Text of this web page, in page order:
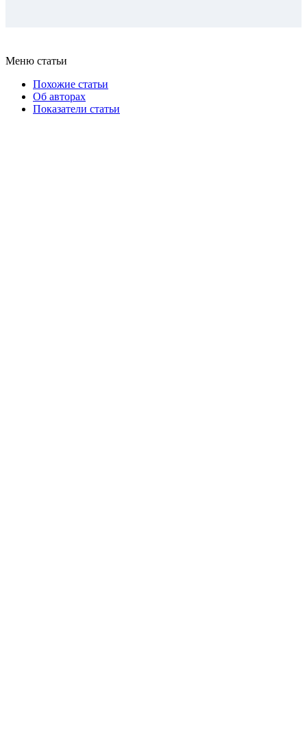
Меню статьи
Похожие статьи
Об авторах
Показатели статьи